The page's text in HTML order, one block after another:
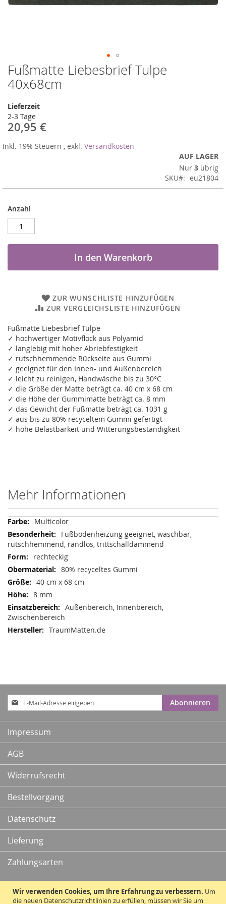
Wir verwenden Cookies, um Ihre Erfahrung zu verbessern. Um
die neuen Datenschutzrichtlinien zu erfüllen, müssen wir Sie um
Fußmatte Liebesbrief Tulpe
40x68cm
Lieferzeit
2-3 Tage
20,95 €
Inkl. 19% Steuern , exkl. Versandkosten
AUF LAGER
Nur 3 übrig
SKU
eu21804
Anzahl
In den Warenkorb
ZUR WUNSCHLISTE HINZUFÜGEN
ZUR VERGLEICHSLISTE HINZUFÜGEN
Fußmatte Liebesbrief Tulpe
✓ hochwertiger Motivflock aus Polyamid
✓ langlebig mit hoher Abriebfestigkeit
✓ rutschhemmende Rückseite aus Gummi
✓ geeignet für den Innen- und Außenbereich
✓ leicht zu reinigen, Handwäsche bis zu 30°C
✓ die Größe der Matte beträgt ca. 40 cm x 68 cm
✓ die Höhe der Gummimatte beträgt ca. 8 mm
✓ das Gewicht der Fußmatte beträgt ca. 1031 g
✓ aus bis zu 80% recyceltem Gummi gefertigt
✓ hohe Belastbarkeit und Witterungsbeständigkeit
Zum
Anfang
der
springen
Mehr Informationen
Mehr
Informationen
Multicolor
Fußbodenheizung geeignet, waschbar,
rutschhemmend, randlos, trittschalldämmend
rechteckig
80% recyceltes Gummi
40 cm x 68 cm
8 mm
Außenbereich, Innenbereich,
Zwischenbereich
TraumMatten.de
Anmeldung
zum
Newsletter:
Abonnieren
Impressum
AGB
Widerrufsrecht
Bestellvorgang
Datenschutz
Lieferung
Zahlungsarten
Kontakt